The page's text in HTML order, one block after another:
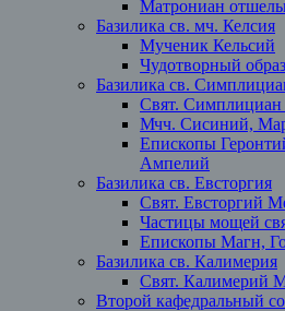
Матрониан
Базилика св. мч. Келсия
Мученик Кельсий
Чудотворный
Базилика св.
Свят.
Мчч. Сисиний,
Епископы
Ампелий
Базилика св. Евсторгия
Свят. Евсторгий
Частицы мощей
Епископы Магн,
Базилика св. Калимерия
Свят. Калимерий
Второй кафедральный